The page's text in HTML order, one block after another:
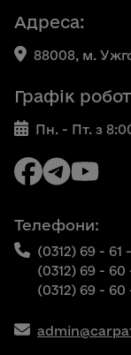
Адреса:
88008, м.
Графік
Пн. - Пт. з
Телефони:
(0312) 69 - 61
(0312) 69 - 60
(0312) 69 -